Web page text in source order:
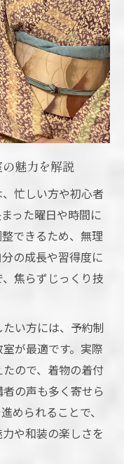
魅力を解説
忙しい方や初心者
った曜日や時間に
できるため、無理
の成長や習得度に
焦らずじっくり技
い方には、予約制
が最適です。実際
ので、着物の着付
の声も多く寄せら
められることで、
や和装の楽しさを